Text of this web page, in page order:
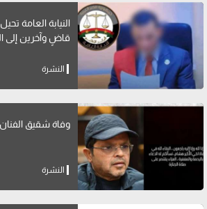
النيابة العامة
قاضٍ وآخرين إلى
النشرة
وفاة شقيق
النشرة